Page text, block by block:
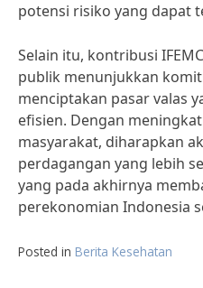
potensi risiko yang dapat
Selain itu, kontribusi
publik menunjukkan
menciptakan pasar valas
efisien. Dengan
masyarakat, diharapkan
perdagangan yang lebih
yang pada akhirnya
perekonomian Indonesia
Posted in Berita Kesehatan